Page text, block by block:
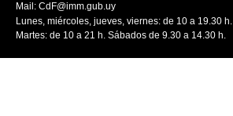
Mail: CdF@imm.gub.uy
Lunes, miércoles, jueves, viernes: de 10 a 19.30 h.
Martes: de 10 a 21 h. Sábados de 9.30 a 14.30 h.